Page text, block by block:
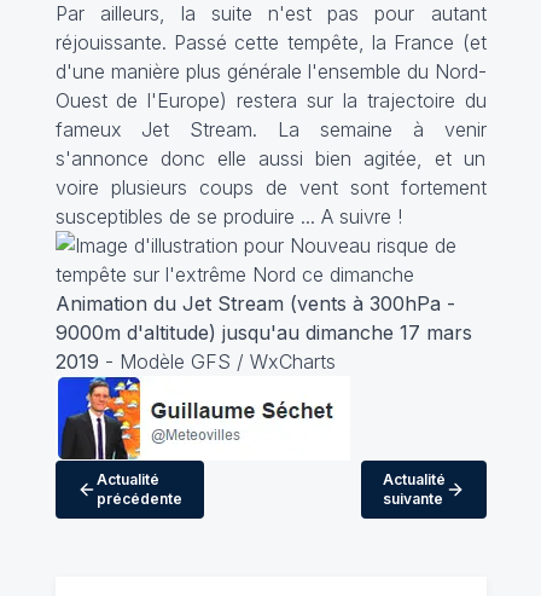
Par ailleurs, la suite n'est pas pour autant
réjouissante. Passé cette tempête, la France (et
d'une manière plus générale l'ensemble du Nord-
Ouest de l'Europe) restera sur la trajectoire du
fameux Jet Stream. La semaine à venir
s'annonce donc elle aussi bien agitée, et un
voire plusieurs coups de vent sont fortement
susceptibles de se produire ... A suivre !
Animation du Jet Stream (vents à 300hPa -
9000m d'altitude) jusqu'au dimanche 17 mars
2019 - Modèle GFS / WxCharts
Actualité
précédente
Actualité
suivante